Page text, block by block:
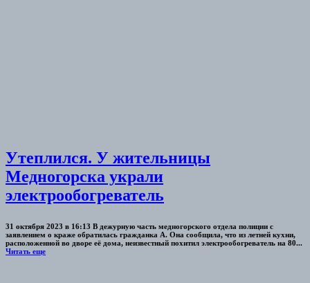
Утеплился. У жительницы
Медногорска украли
электрообогреватель
31 октября 2023 в 16:13 В дежурную часть медногорского отдела полиции с
заявлением о краже обратилась гражданка А. Она сообщила, что из летней кухни,
расположенной во дворе её дома, неизвестный похитил электрообогреватель на 80...
Читать еще